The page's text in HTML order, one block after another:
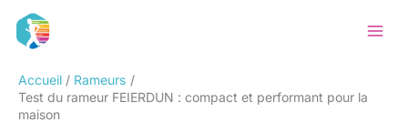
Accueil
Rameurs
Test du rameur FEIERDUN : compact et performant pour la
maison
Rechercher